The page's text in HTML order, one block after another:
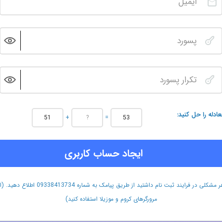
را حل کنید + =
ایجاد حساب کاربری
هر مشکلی در فرایند ثبت نام داشتید از طریق پیامک به شماره 09338413734 اطلاع
مرورگرهای کروم و موزیلا استفاده کنید)